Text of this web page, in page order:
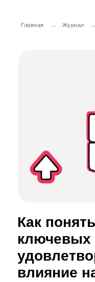
Журнал
Главная → →
Как
ключевых
влияние